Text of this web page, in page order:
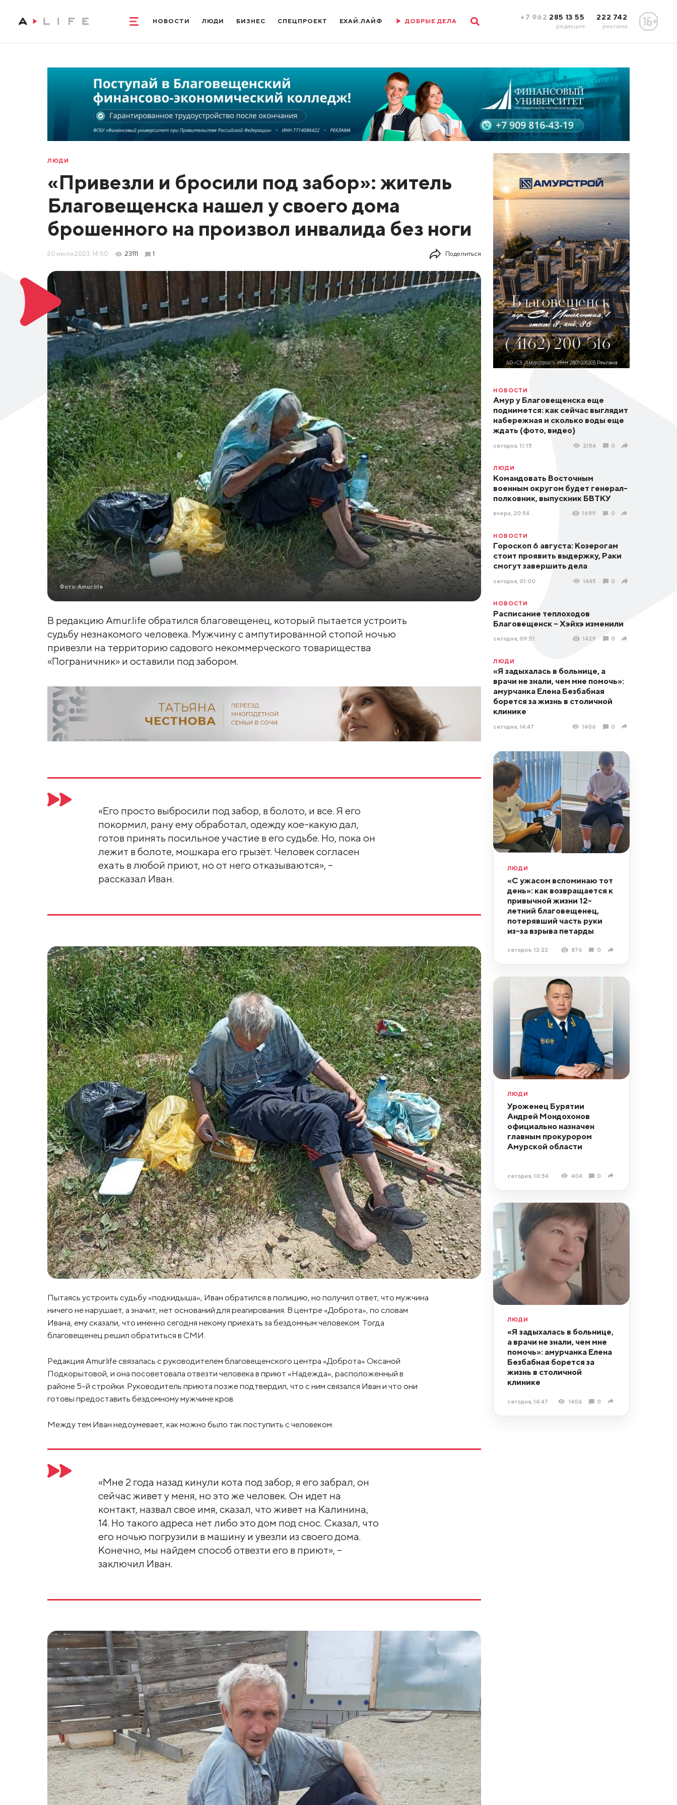
НОВОСТИ ЛЮДИ БИЗНЕС СПЕЦПРОЕКТ ЕХАЙ.ЛАЙФ ДОБРЫЕ ДЕЛА +7 962 285 13 55
редакция
222 742
реклама
ЛЮДИ
«Привезли и бросили под забор»: житель
Благовещенска нашел у своего дома
брошенного на произвол инвалида без ноги
20 июля 2023, 14:50 23111 1 Поделиться
Фото: Amur.life
В редакцию Amur.life обратился благовещенец, который пытается устроить
судьбу незнакомого человека. Мужчину с ампутированной стопой ночью
привезли на территорию садового некоммерческого товарищества
«Пограничник» и оставили под забором.
«Его просто выбросили под забор, в болото, и все. Я его
покормил, рану ему обработал, одежду кое-какую дал,
готов принять посильное участие в его судьбе. Но, пока он
лежит в болоте, мошкара его грызёт. Человек согласен
ехать в любой приют, но от него отказываются», –
рассказал Иван.
Пытаясь устроить судьбу «подкидыша», Иван обратился в полицию, но получил ответ, что мужчина
ничего не нарушает, а значит, нет оснований для реагирования. В центре «Доброта», по словам
Ивана, ему сказали, что именно сегодня некому приехать за бездомным человеком. Тогда
благовещенец решил обратиться в СМИ.
Редакция Amur.life связалась с руководителем благовещенского центра «Доброта» Оксаной
Подкорытовой, и она посоветовала отвезти человека в приют «Надежда», расположенный в
районе 5-й стройки. Руководитель приюта позже подтвердил, что с ним связался Иван и что они
готовы предоставить бездомному мужчине кров.
Между тем Иван недоумевает, как можно было так поступить с человеком.
«Мне 2 года назад кинули кота под забор, я его забрал, он
сейчас живет у меня, но это же человек. Он идет на
контакт, назвал свое имя, сказал, что живет на Калинина,
14. Но такого адреса нет либо это дом под снос. Сказал, что
его ночью погрузили в машину и увезли из своего дома.
Конечно, мы найдем способ отвезти его в приют», –
заключил Иван.
НОВОСТИ
Амур у Благовещенска еще
поднимется: как сейчас выглядит
набережная и сколько воды еще
ждать (фото, видео)
сегодня, 11:15 2154 0
ЛЮДИ
Командовать Восточным
военным округом будет генерал-
полковник, выпускник БВТКУ
вчера, 20:54 1689 0
НОВОСТИ
Гороскоп 6 августа: Козерогам
стоит проявить выдержку, Раки
смогут завершить дела
сегодня, 01:00 1445 0
НОВОСТИ
Расписание теплоходов
Благовещенск – Хэйхэ изменили
сегодня, 09:51 1429 0
ЛЮДИ
«Я задыхалась в больнице, а
врачи не знали, чем мне помочь»:
амурчанка Елена Безбабная
борется за жизнь в столичной
клинике
сегодня, 14:47 1406 0
ЛЮДИ
«С ужасом вспоминаю тот
день»: как возвращается к
привычной жизни 12-
летний благовещенец,
потерявший часть руки
из-за взрыва петарды
сегодня, 13:22 876 0
ЛЮДИ
Уроженец Бурятии
Андрей Мондохонов
официально назначен
главным прокурором
Амурской области
сегодня, 10:54 404 0
ЛЮДИ
«Я задыхалась в больнице,
а врачи не знали, чем мне
помочь»: амурчанка Елена
Безбабная борется за
жизнь в столичной
клинике
сегодня, 14:47 1406 0